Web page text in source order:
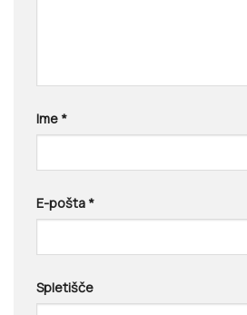
Ime *
E-pošta *
Spletišče